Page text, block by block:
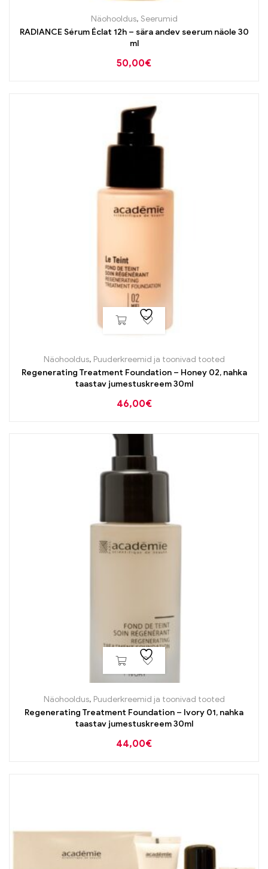
Näohooldus, Seerumid
RADIANCE Sérum Éclat 12h – sära andev seerum näole 30
ml
50,00€
Näohooldus, Puuderkreemid ja toonivad tooted
Regenerating Treatment Foundation – Honey 02, nahka
taastav jumestuskreem 30ml
46,00€
Näohooldus, Puuderkreemid ja toonivad tooted
Regenerating Treatment Foundation – Ivory 01, nahka
taastav jumestuskreem 30ml
44,00€